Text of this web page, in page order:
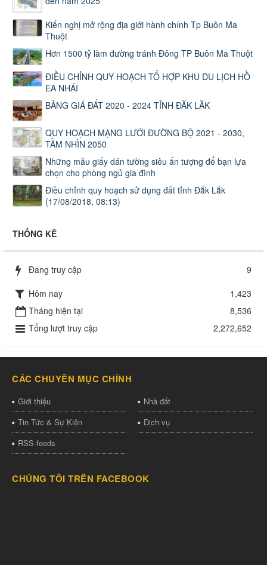
Kiến nghị mở rộng địa giới hành chính Tp Buôn Ma
Thuột
Hơn 1500 tỷ làm đường tránh Đông TP Buôn Ma Thuột
ĐIỀU CHỈNH QUY HOẠCH TỔ HỢP KHU DU LỊCH HỒ
EA NHÁI
BẢNG GIÁ ĐẤT 2020 - 2024 TỈNH ĐĂK LĂK
QUY HOẠCH MẠNG LƯỚI ĐƯỜNG BỘ 2021 - 2030,
TẦM NHÌN 2050
Những mẫu giấy dán tường siêu ấn tượng để bạn lựa
chọn cho phòng ngủ gia đình
Điều chỉnh quy hoạch sử dụng đất tỉnh Đắk Lắk
(17/08/2018, 08:13)
THỐNG KÊ
Đang truy cập
9
Hôm nay
1,423
Tháng hiện tại
8,536
Tổng lượt truy cập
2,272,652
CÁC CHUYÊN MỤC CHÍNH
Giới thiệu
Nhà đất
Tin Tức & Sự Kiện
Dịch vụ
RSS-feeds
CHÚNG TÔI TRÊN FACEBOOK